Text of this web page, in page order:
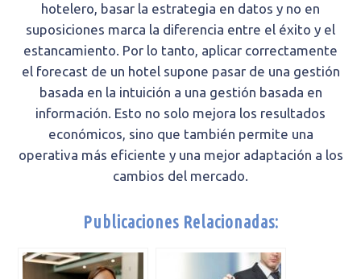
hotelero, basar la estrategia en datos y no en
suposiciones marca la diferencia entre el éxito y el
estancamiento. Por lo tanto, aplicar correctamente
el forecast de un hotel supone pasar de una gestión
basada en la intuición a una gestión basada en
información. Esto no solo mejora los resultados
económicos, sino que también permite una
operativa más eficiente y una mejor adaptación a los
cambios del mercado.
Publicaciones Relacionadas: